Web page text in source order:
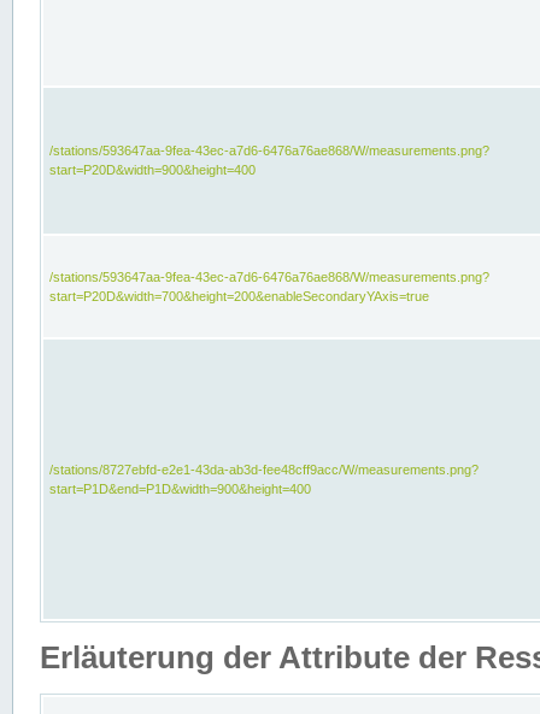
/stations/593647aa-9fea-43ec-a7d6-6476a76ae868/W/measurements.png?
start=P20D&width=900&height=400
/stations/593647aa-9fea-43ec-a7d6-6476a76ae868/W/measurements.png?
start=P20D&width=700&height=200&enableSecondaryYAxis=true
/stations/8727ebfd-e2e1-43da-ab3d-fee48cff9acc/W/measurements.png?
start=P1D&end=P1D&width=900&height=400
Erläuterung der Attribute der